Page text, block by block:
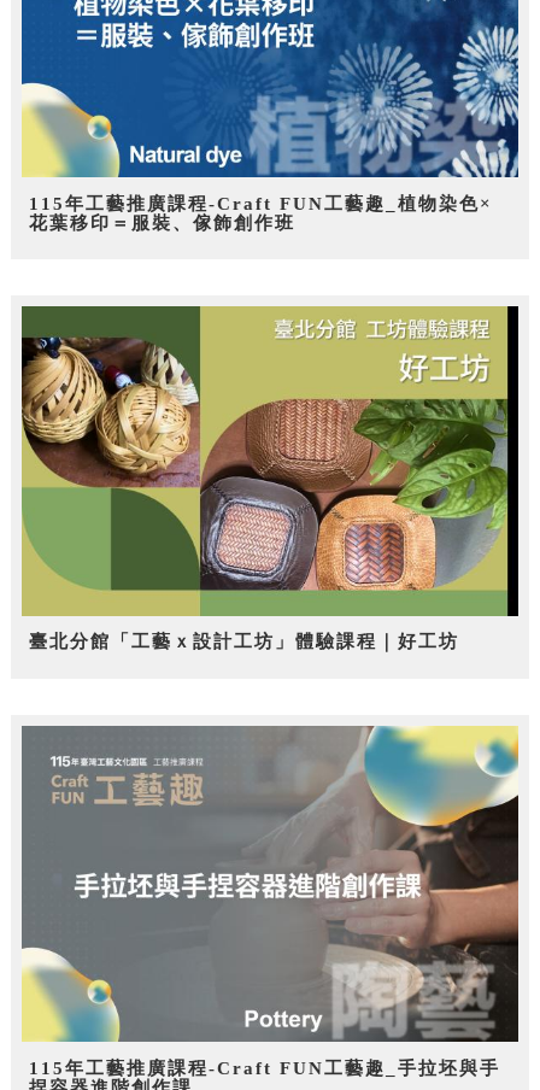
115年工藝推廣課程-Craft FUN工藝趣_植物染色×
花葉移印＝服裝、傢飾創作班
臺北分館「工藝ｘ設計工坊」體驗課程｜好工坊
115年工藝推廣課程-Craft FUN工藝趣_手拉坯與手